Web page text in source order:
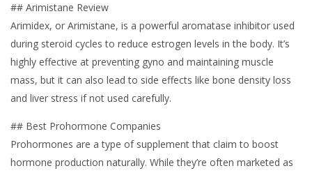
## Arimistane Review
Arimidex, or Arimistane, is a powerful aromatase inhibitor used
during steroid cycles to reduce estrogen levels in the body. It’s
highly effective at preventing gyno and maintaining muscle
mass, but it can also lead to side effects like bone density loss
and liver stress if not used carefully.
## Best Prohormone Companies
Prohormones are a type of supplement that claim to boost
hormone production naturally. While they’re often marketed as